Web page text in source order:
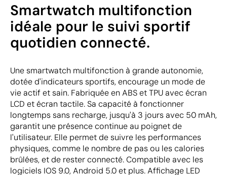
Smartwatch multifonction
idéale pour le suivi sportif
quotidien connecté.
Une smartwatch multifonction à grande autonomie,
dotée d'indicateurs sportifs, encourage un mode de
vie actif et sain. Fabriquée en ABS et TPU avec écran
LCD et écran tactile. Sa capacité à fonctionner
longtemps sans recharge, jusqu'à 3 jours avec 50 mAh,
garantit une présence continue au poignet de
l'utilisateur. Elle permet de suivre les performances
physiques, comme le nombre de pas ou les calories
brûlées, et de rester connecté. Compatible avec les
logiciels IOS 9.0, Android 5.0 et plus. Affichage LED